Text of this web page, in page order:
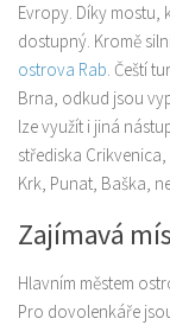
Evropy. Díky
dostupný. Kromě
ostrova Rab. Čeští
Brna, odkud jsou
lze využít i jiná
střediska
Krk, Punat, Baška,
Zajímavá
Hlavním městem
Pro dovolenkáře